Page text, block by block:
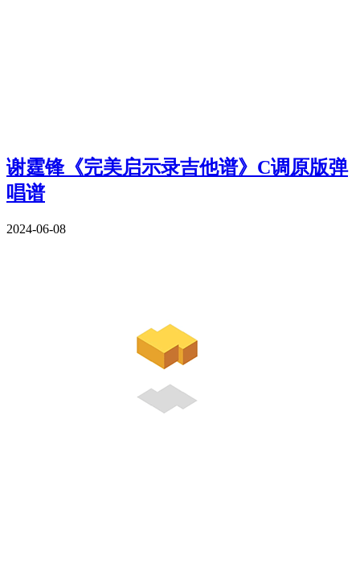
谢霆锋《完美启示录吉他谱》C调原版弹
唱谱
2024-06-08